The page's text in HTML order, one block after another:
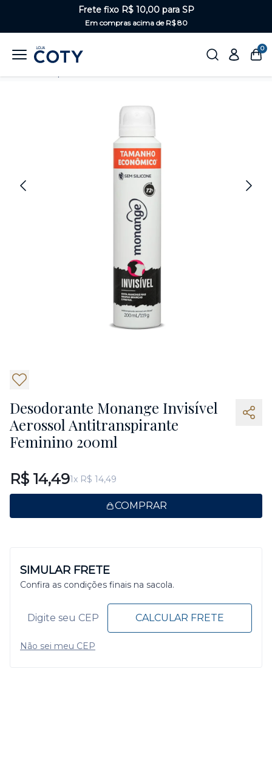
Frete fixo R$ 10,00 para SP
Em compras acima de R$ 80
0
Desodorante Monange Invisível
Aerossol Antitranspirante
Feminino 200ml
R$ 14,491x R$ 14,49
COMPRAR
SIMULAR FRETE
Confira as condições finais na sacola.
CALCULAR FRETE
Não sei meu CEP